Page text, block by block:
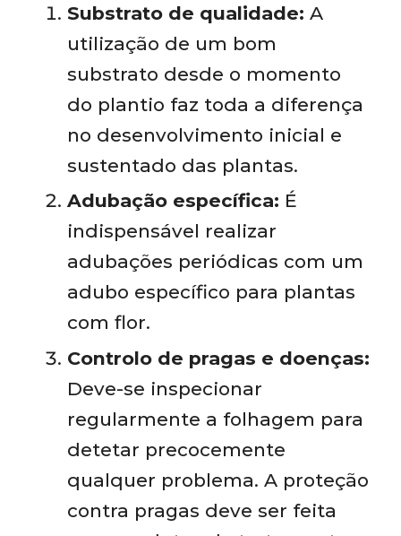
Substrato de qualidade: A
utilização de um bom
substrato desde o momento
do plantio faz toda a diferença
no desenvolvimento inicial e
sustentado das plantas.
Adubação específica: É
indispensável realizar
adubações periódicas com um
adubo específico para plantas
com flor.
Controlo de pragas e doenças:
Deve-se inspecionar
regularmente a folhagem para
detetar precocemente
qualquer problema. A proteção
contra pragas deve ser feita